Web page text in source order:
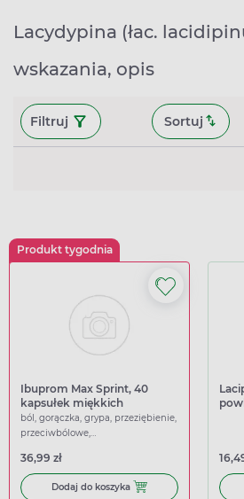
Lacydypina (łac.
wskazania, opis
Filtruj Sortuj
Produkt tygodnia
Ibuprom Max Sprint, 40
kapsułek miękkich
ból, gorączka, grypa, przeziębienie,
przeciwbólowe,
36,99 zł
Dodaj do koszyka Dodaj do koszyka